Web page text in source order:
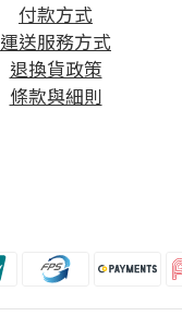
付款方式
運送服務方式
退換貨政策
條款與細則